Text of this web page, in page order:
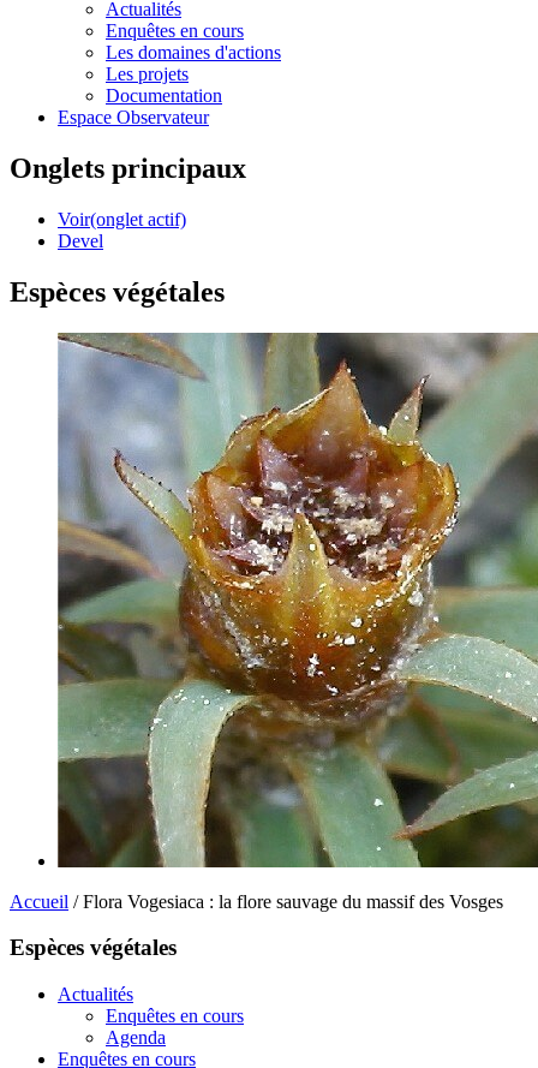
Actualités
Enquêtes en cours
Les domaines d'actions
Les projets
Documentation
Espace Observateur
Onglets principaux
Voir(onglet actif)
Devel
Espèces végétales
Accueil / Flora Vogesiaca : la flore sauvage du massif des Vosges
Espèces végétales
Actualités
Enquêtes en cours
Agenda
Enquêtes en cours